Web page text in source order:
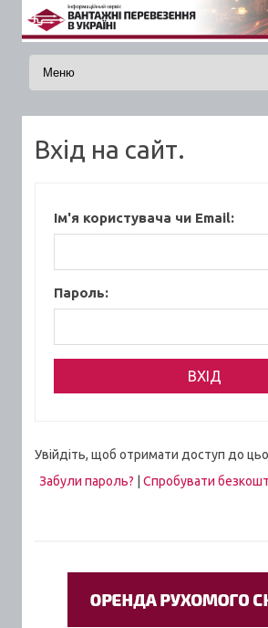
Skip to content
Вхід на сайт.
Ім'я користувача чи Email:
Пароль:
Увійдіть, щоб отримати доступ до
Забули пароль?
Спробувати